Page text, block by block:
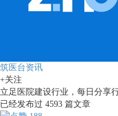
筑医台资讯
+关注
立足医院建设行业，每日分享
已经发布过 4593 篇文章